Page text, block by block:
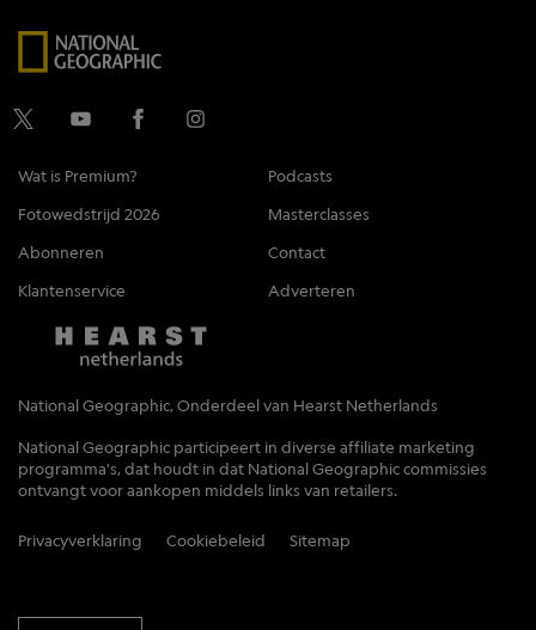
Wat is Premium?
Podcasts
Fotowedstrijd 2026
Masterclasses
Abonneren
Contact
Klantenservice
Adverteren
National Geographic, Onderdeel van Hearst Netherlands
National Geographic participeert in diverse affiliate marketing
programma's, dat houdt in dat National Geographic commissies
ontvangt voor aankopen middels links van retailers.
Privacyverklaring Cookiebeleid Sitemap